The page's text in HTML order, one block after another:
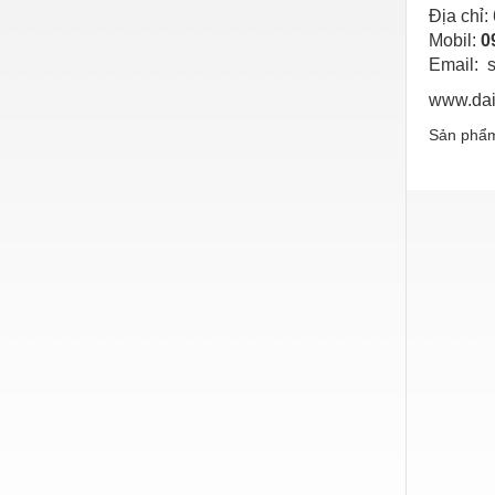
Địa chỉ:
Mobil:
Email:
Sản